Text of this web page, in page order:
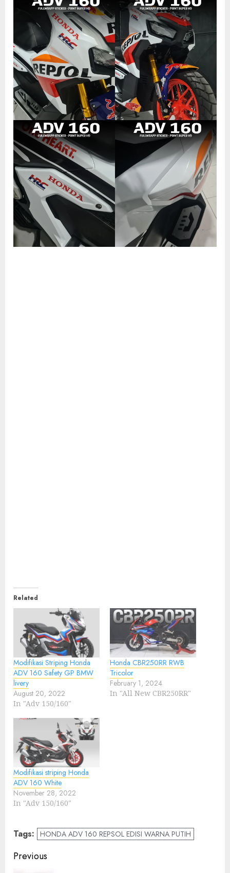
Related
Modifikasi Striping Honda
ADV 160 Safety GP BMW
livery
August 20, 2022
In "Adv 150/160"
Honda CBR250RR RWB
Tricolor
February 1, 2024
In "All New CBR250RR"
Modifikasi striping Honda
ADV 160 White
November 28, 2022
In "Adv 150/160"
Tags: HONDA ADV 160 REPSOL EDISI WARNA PUTIH
Post
Previous